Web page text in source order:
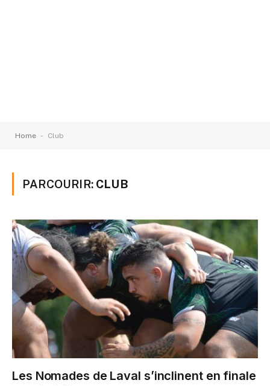
Home - Club
PARCOURIR: CLUB
Les Nomades de Laval s’inclinent en finale